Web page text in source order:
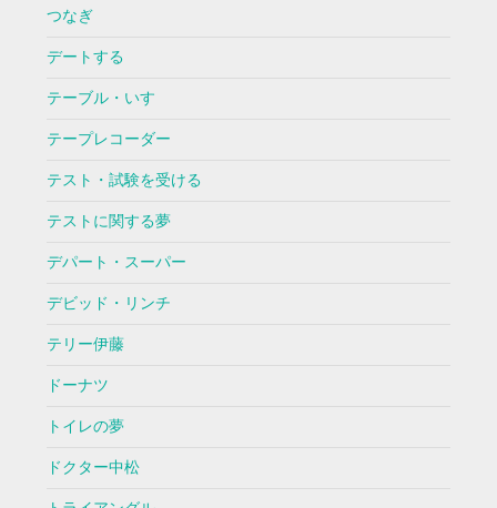
つなぎ
デートする
テーブル・いす
テープレコーダー
テスト・試験を受ける
テストに関する夢
デパート・スーパー
デビッド・リンチ
テリー伊藤
ドーナツ
トイレの夢
ドクター中松